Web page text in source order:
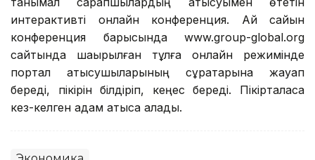
интерактивті онлайн конференция. Ай сайын
конференция барысында www.group-global.org
сайтында шақырылған тұлға онлайн режимінде
портал қатысушыларының сұрақтарына жауап
береді, пікірін білдіріп, кеңес береді. Пікірталасқа
кез-келген адам қатыса алады.